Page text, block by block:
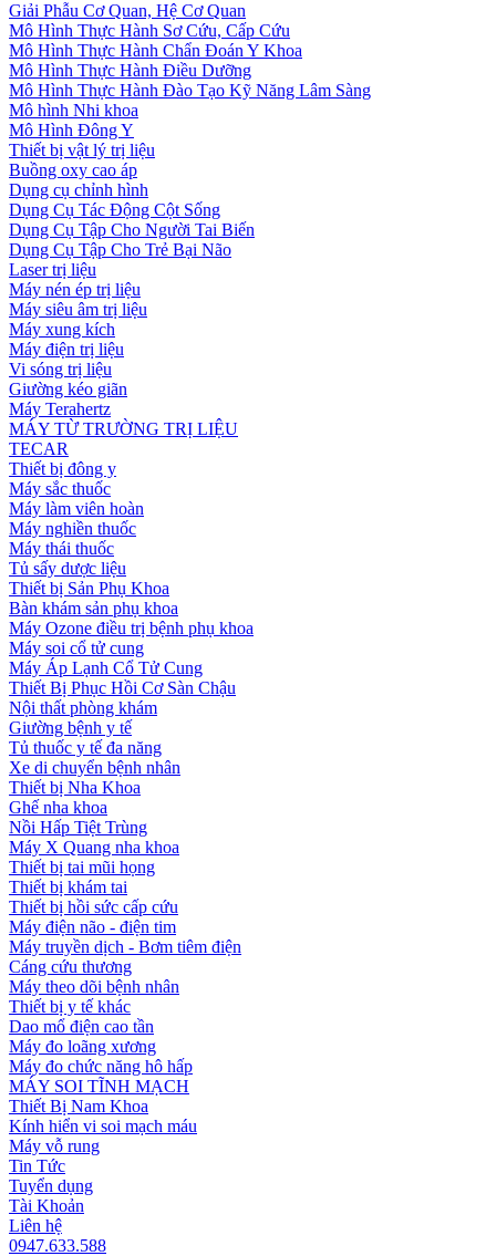
Giải Phẫu Cơ Quan, Hệ Cơ Quan
Mô Hình Thực Hành Sơ Cứu, Cấp Cứu
Mô Hình Thực Hành Chẩn Đoán Y Khoa
Mô Hình Thực Hành Điều Dưỡng
Mô Hình Thực Hành Đào Tạo Kỹ Năng Lâm Sàng
Mô hình Nhi khoa
Mô Hình Đông Y
Thiết bị vật lý trị liệu
Buồng oxy cao áp
Dụng cụ chỉnh hình
Dụng Cụ Tác Động Cột Sống
Dụng Cụ Tập Cho Người Tai Biến
Dụng Cụ Tập Cho Trẻ Bại Não
Laser trị liệu
Máy nén ép trị liệu
Máy siêu âm trị liệu
Máy xung kích
Máy điện trị liệu
Vi sóng trị liệu
Giường kéo giãn
Máy Terahertz
MÁY TỪ TRƯỜNG TRỊ LIỆU
TECAR
Thiết bị đông y
Máy sắc thuốc
Máy làm viên hoàn
Máy nghiền thuốc
Máy thái thuốc
Tủ sấy dược liệu
Thiết bị Sản Phụ Khoa
Bàn khám sản phụ khoa
Máy Ozone điều trị bệnh phụ khoa
Máy soi cổ tử cung
Máy Áp Lạnh Cổ Tử Cung
Thiết Bị Phục Hồi Cơ Sàn Chậu
Nội thất phòng khám
Giường bệnh y tế
Tủ thuốc y tế đa năng
Xe di chuyển bệnh nhân
Thiết bị Nha Khoa
Ghế nha khoa
Nồi Hấp Tiệt Trùng
Máy X Quang nha khoa
Thiết bị tai mũi họng
Thiết bị khám tai
Thiết bị hồi sức cấp cứu
Máy điện não - điện tim
Máy truyền dịch - Bơm tiêm điện
Cáng cứu thương
Máy theo dõi bệnh nhân
Thiết bị y tế khác
Dao mổ điện cao tần
Máy đo loãng xương
Máy đo chức năng hô hấp
MÁY SOI TĨNH MẠCH
Thiết Bị Nam Khoa
Kính hiển vi soi mạch máu
Máy vỗ rung
Tin Tức
Tuyển dụng
Tài Khoản
Liên hệ
0947.633.588